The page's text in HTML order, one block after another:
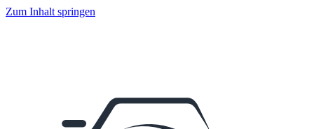
Zum Inhalt springen